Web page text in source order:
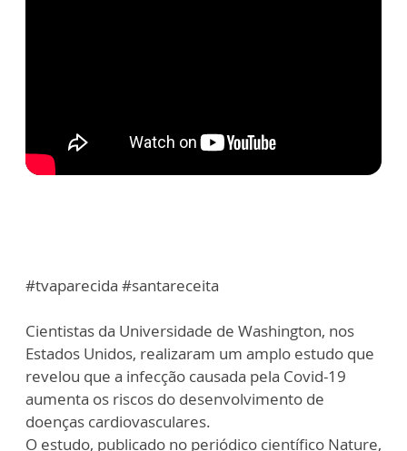
#tvaparecida #santareceita
Cientistas da Universidade de Washington, nos
Estados Unidos, realizaram um amplo estudo que
revelou que a infecção causada pela Covid-19
aumenta os riscos do desenvolvimento de
doenças cardiovasculares.
O estudo, publicado no periódico científico Nature,